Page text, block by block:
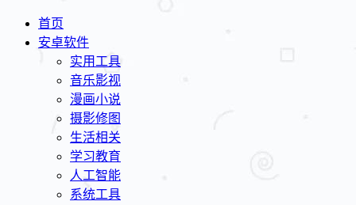
首页
安卓软件
实用工具
音乐影视
漫画小说
摄影修图
生活相关
学习教育
人工智能
系统工具